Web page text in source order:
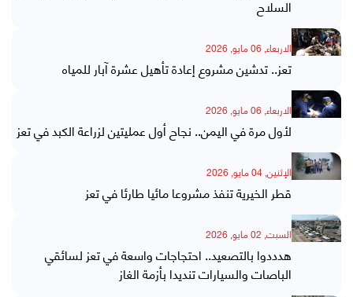
السلاح
الاربعاء, 06 مايو, 2026
تعز.. تدشين مشروع إعادة تأهيل عشرة آبار للمياه
الاربعاء, 06 مايو, 2026
لأول مرة في اليمن.. نجاح أول عمليتين لزراعة الكبد في تعز
الإثنين, 04 مايو, 2026
قطر الخيرية تنفذ مشروعا مائيا طارئا في تعز
السبت, 02 مايو, 2026
هدددوا بالتصعيد.. احتجاجات واسعة في تعز لسائقي
الباصات والسيارات تنديدا بأزمة الغاز